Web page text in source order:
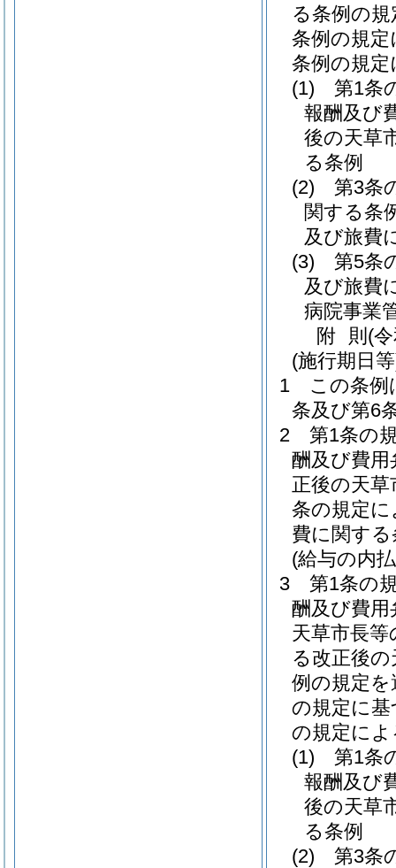
る条例の
条例の規
条例の規
(1)
第1条
報酬及び
後の天草
る条例
(2)
第3条
関する条
及び旅費
(3)
第5条
及び旅費
病院事業
附 則 (
(施行期日
1
この条例
条及び第6
2
第1条の
酬及び費
正後の天
条の規定
費に関す
(給与の内
3
第1条の
酬及び費
天草市長
る改正後
例の規定
の規定に
の規定に
(1)
第1条
報酬及び
後の天草
る条例
(2)
第3条